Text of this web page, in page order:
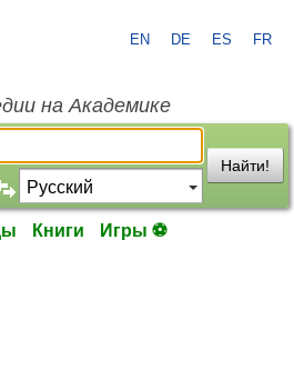
EN DE ES FR
на Академике
Найти!
Книги Игры ⚽